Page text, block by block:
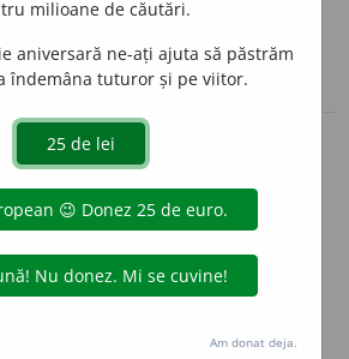
definiții (9) declinări
definiții sunt compilate de
dexonline. Definițiile
se află pe filadefiniții.
milioane de căutări.
aniversară ne-ați ajuta să păstrăm
îndemâna tuturor și pe viitor.
Am donat deja.